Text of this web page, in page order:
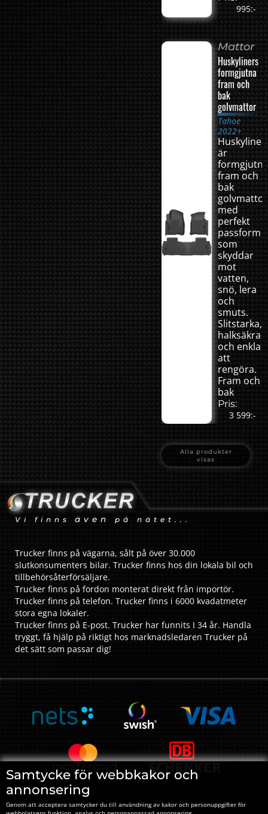
Samtycke för webbkakor och
annonsering
Genom att acceptera samtycker du till användning av kakor och personuppgifter för
995:-
Mattor
Huskyliners
formgjutna
fram och
bak
golvmattor
Tahoe
2022+
är
fram och
bak
golvmattor
med
perfekt
passform
som
skyddar
mot
vatten,
snö, lera
och
smuts.
Slitstarka,
halksäkra
och enkla
att
rengöra.
Fram och
bak
Pris:
3 599:-
Alla produkter
visas
Vi finns även på nätet...
Trucker finns på vägarna, sålt på över 30.000
slutkonsumenters bilar. Trucker finns hos din lokala bil och
tillbehörsåterförsäljare.
Trucker finns på fordon monterat direkt från importör.
Trucker finns på telefon. Trucker finns i 6000 kvadatmeter
stora egna lokaler.
Trucker finns på E-post. Trucker har funnits I 34 år. Handla
tryggt, få hjälp på riktigt hos marknadsledaren Trucker på
det sätt som passar dig!